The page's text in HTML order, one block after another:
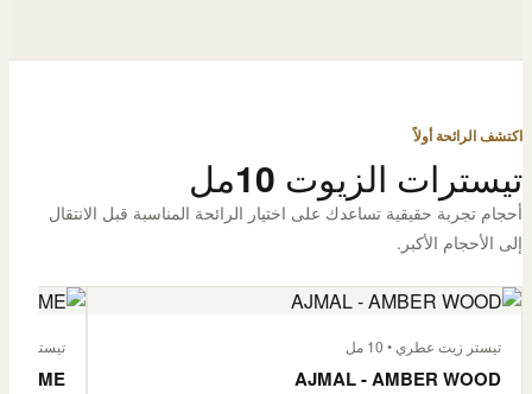
اكتشف الرائحة أولاً
تيسترات الزيوت 10مل
أحجام تجربة حقيقية تساعدك على اختيار الرائحة المناسبة قبل الانتقال
إلى الأحجام الأكبر.
تيستر زيت عطري • 10 مل
AJMAL - AMBER WOOD
تيستر زيت